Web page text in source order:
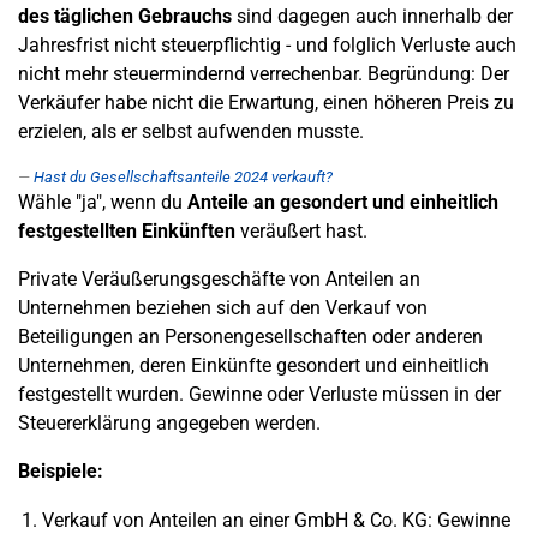
des täglichen Gebrauchs sind dagegen auch innerhalb der
Jahresfrist nicht steuerpflichtig - und folglich Verluste auch
nicht mehr steuermindernd verrechenbar. Begründung: Der
Verkäufer habe nicht die Erwartung, einen höheren Preis zu
erzielen, als er selbst aufwenden musste.
Hast du Gesellschaftsanteile 2024 verkauft?
Wähle "ja", wenn du Anteile an gesondert und einheitlich
festgestellten Einkünften veräußert hast.
Private Veräußerungsgeschäfte von Anteilen an
Unternehmen beziehen sich auf den Verkauf von
Beteiligungen an Personengesellschaften oder anderen
Unternehmen, deren Einkünfte gesondert und einheitlich
festgestellt wurden. Gewinne oder Verluste müssen in der
Steuererklärung angegeben werden.
Beispiele:
Verkauf von Anteilen an einer GmbH & Co. KG: Gewinne